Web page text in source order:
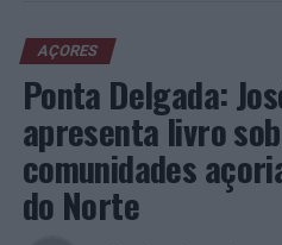
recolha de resíduos ao longo
contribuindo para a proteção
costeiros e para a
organização disponibiliza
locais da intervenção e um
iniciativa.
AÇORES
Ponta Delgada:
apresenta livro
comunidades
do Norte